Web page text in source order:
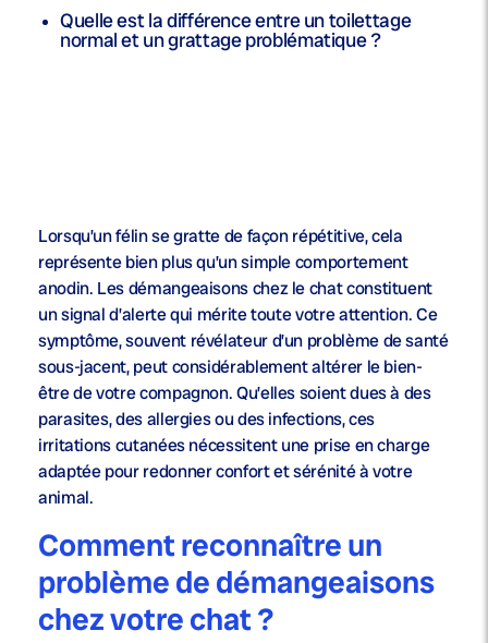
Quelle est la différence entre un toilettage
normal et un grattage problématique ?
Lorsqu’un félin se gratte de façon répétitive, cela
représente bien plus qu’un simple comportement
anodin. Les démangeaisons chez le chat constituent
un signal d’alerte qui mérite toute votre attention. Ce
symptôme, souvent révélateur d’un problème de santé
sous-jacent, peut considérablement altérer le bien-
être de votre compagnon. Qu’elles soient dues à des
parasites, des allergies ou des infections, ces
irritations cutanées nécessitent une prise en charge
adaptée pour redonner confort et sérénité à votre
animal.
Comment reconnaître un
problème de démangeaisons
chez votre chat ?